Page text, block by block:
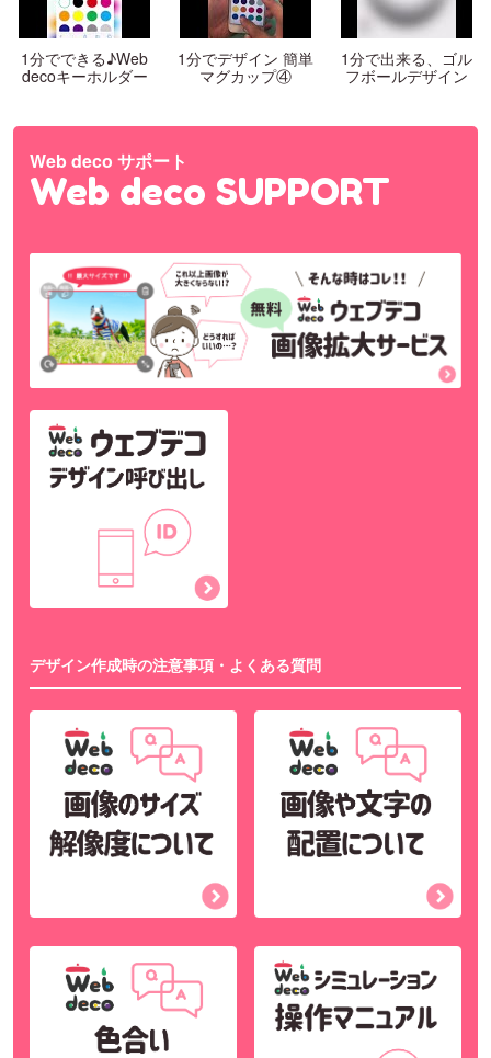
1分でできる♪Web
decoキーホルダー
1分でデザイン 簡単
マグカップ④
1分で出来る、ゴル
フボールデザイン
Web deco サポート
Web deco SUPPORT
デザイン作成時の注意事項・よくある質問